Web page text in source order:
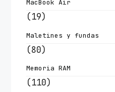
MacBook Air
(19)
Maletines y fundas
(80)
Memoria RAM
(110)